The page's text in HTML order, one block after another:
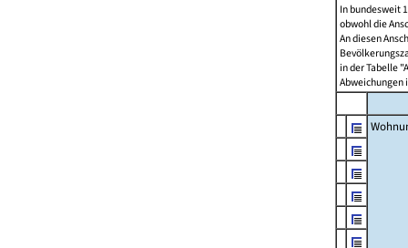
In bundesweit
obwohl die
An diesen
in der Tabelle
Abweichungen